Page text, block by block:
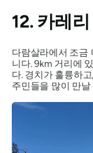
12. 카레
다람살라에서 조금
니다. 9km 거리에
다. 경치가 훌륭하
주민들을 많이 만날